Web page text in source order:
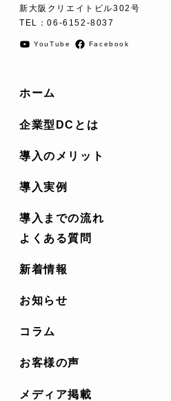
新大阪クリエイトビル302号
TEL：06-6152-8037
YouTube Facebook
ホーム
企業型DCとは
導入のメリット
導入実例
導入までの流れ
よくある質問
新着情報
お知らせ
コラム
お客様の声
メディア掲載